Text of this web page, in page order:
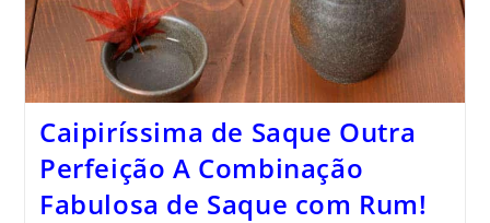
Caipiríssima de Saque Outra
Perfeição A Combinação
Fabulosa de Saque com Rum!